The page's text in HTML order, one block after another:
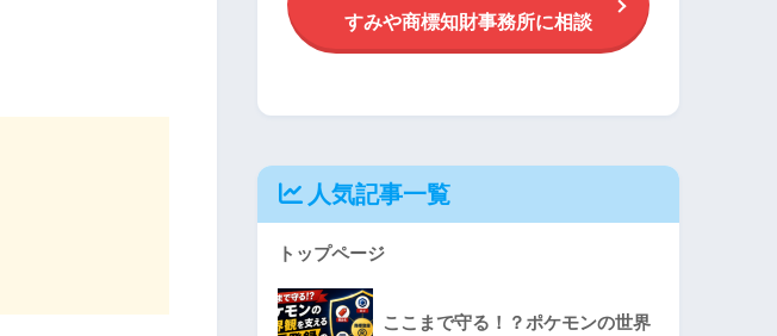
すみや商標知財事務所に相談
人気記事一覧
トップページ
ここまで守る！？ポケモンの世界